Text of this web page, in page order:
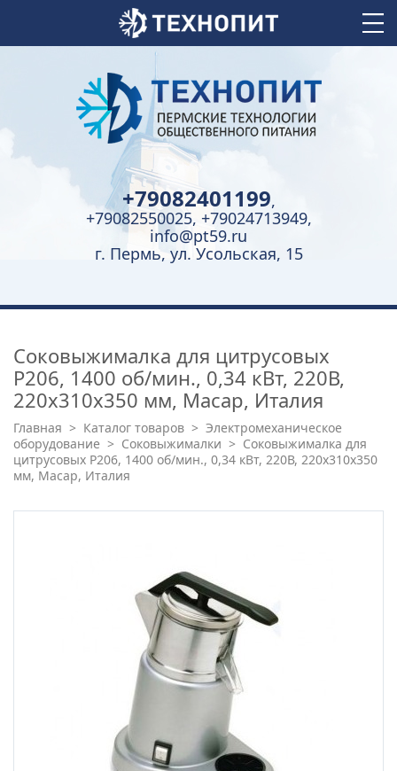
+79082401199,
+79082550025, +79024713949,
info@pt59.ru
г. Пермь, ул. Усольская, 15
Соковыжималка для цитрусовых
P206, 1400 об/мин., 0,34 кВт, 220В,
220х310х350 мм, Macap, Италия
Главная > Каталог товаров > Электромеханическое
оборудование > Соковыжималки > Соковыжималка для
цитрусовых P206, 1400 об/мин., 0,34 кВт, 220В, 220х310х350
мм, Macap, Италия